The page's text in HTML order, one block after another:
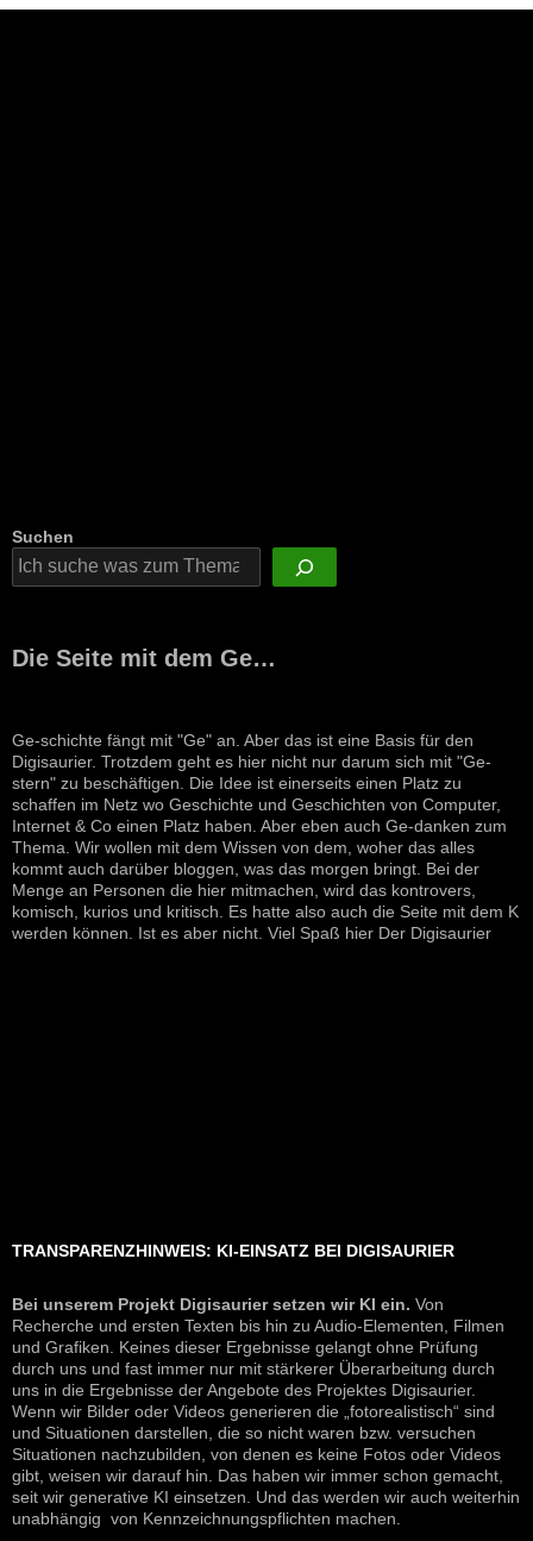
Suchen
Die Seite mit dem Ge…
Ge-schichte fängt mit "Ge" an. Aber das ist eine Basis für den
Digisaurier. Trotzdem geht es hier nicht nur darum sich mit "Ge-
stern" zu beschäftigen. Die Idee ist einerseits einen Platz zu
schaffen im Netz wo Geschichte und Geschichten von Computer,
Internet & Co einen Platz haben. Aber eben auch Ge-danken zum
Thema. Wir wollen mit dem Wissen von dem, woher das alles
kommt auch darüber bloggen, was das morgen bringt. Bei der
Menge an Personen die hier mitmachen, wird das kontrovers,
komisch, kurios und kritisch. Es hatte also auch die Seite mit dem K
werden können. Ist es aber nicht. Viel Spaß hier Der Digisaurier
TRANSPARENZHINWEIS: KI-EINSATZ BEI DIGISAURIER
Bei unserem Projekt Digisaurier setzen wir KI ein. Von
Recherche und ersten Texten bis hin zu Audio-Elementen, Filmen
und Grafiken. Keines dieser Ergebnisse gelangt ohne Prüfung
durch uns und fast immer nur mit stärkerer Überarbeitung durch
uns in die Ergebnisse der Angebote des Projektes Digisaurier.
Wenn wir Bilder oder Videos generieren die „fotorealistisch“ sind
und Situationen darstellen, die so nicht waren bzw. versuchen
Situationen nachzubilden, von denen es keine Fotos oder Videos
gibt, weisen wir darauf hin. Das haben wir immer schon gemacht,
seit wir generative KI einsetzen. Und das werden wir auch weiterhin
unabhängig von Kennzeichnungspflichten machen.